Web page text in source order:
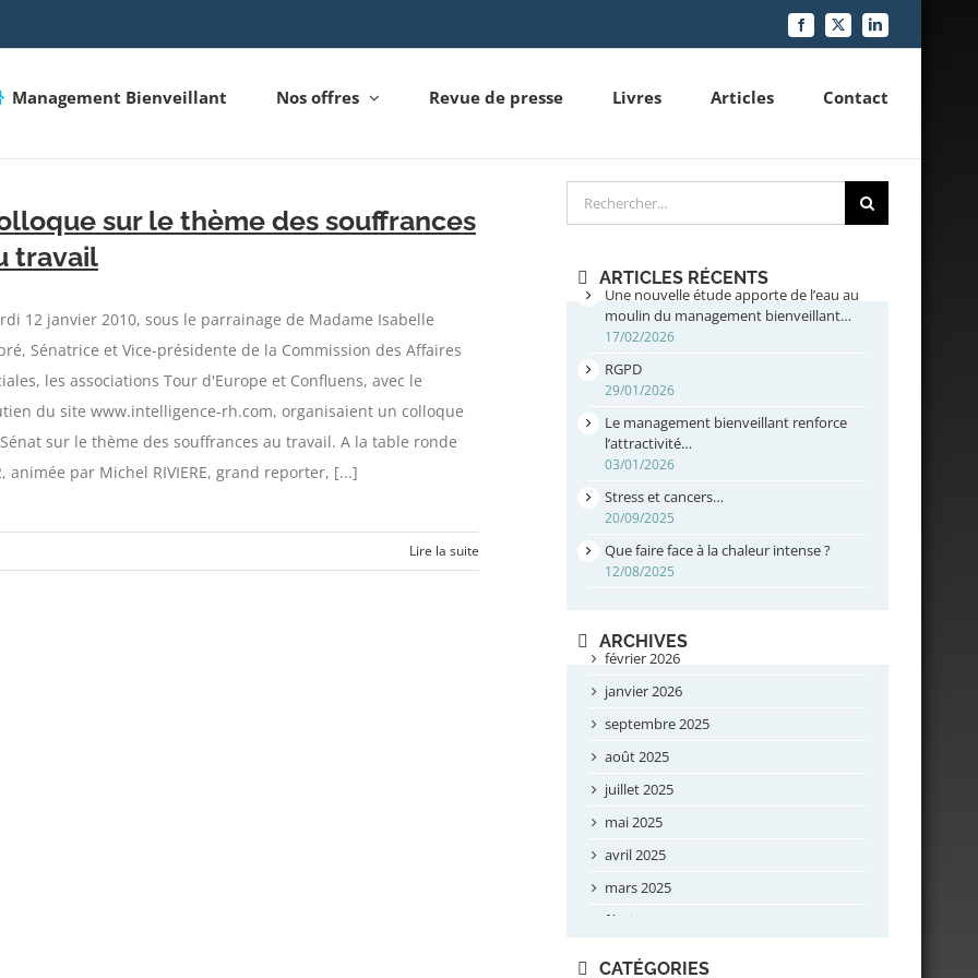
Facebook
X LinkedIn
Management Bienveillant Nos offres Revue de presse Livres Articles Contact
sur le thème des souffrances
travail
12 janvier 2010, sous le parrainage de Madame Isabelle
Sénatrice et Vice-présidente de la Commission des Affaires
les associations Tour d'Europe et Confluens, avec le
du site www.intelligence-rh.com, organisaient un colloque
sur le thème des souffrances au travail. A la table ronde
animée par Michel RIVIERE, grand reporter, [...]
Lire la suite
Rechercher
ARTICLES RÉCENTS
Une nouvelle étude apporte de l’eau au
moulin du management bienveillant…
17/02/2026
RGPD
29/01/2026
Le management bienveillant renforce
l’attractivité…
03/01/2026
Stress et cancers…
20/09/2025
Que faire face à la chaleur intense ?
12/08/2025
ARCHIVES
février 2026
janvier 2026
septembre 2025
août 2025
juillet 2025
mai 2025
avril 2025
mars 2025
février 2025
CATÉGORIES